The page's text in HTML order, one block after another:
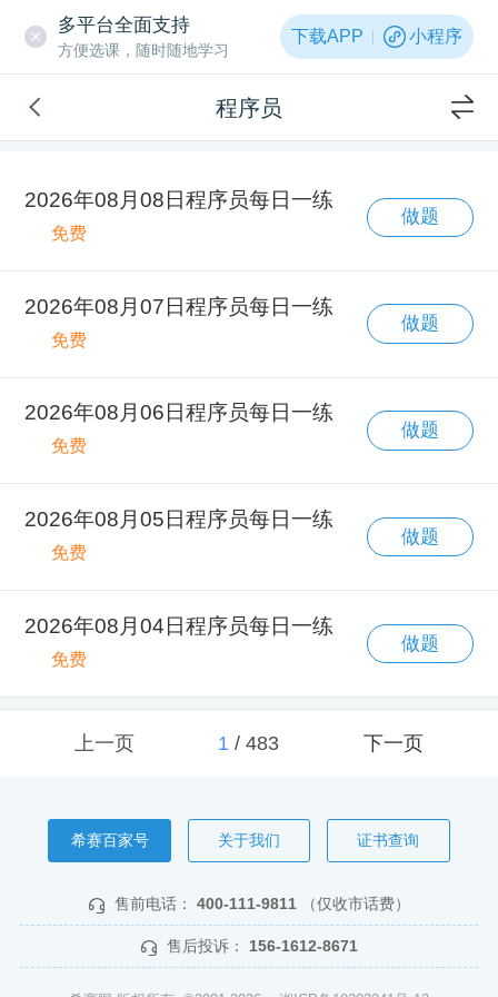
多平台全面支持
方便选课，随时随地学习
下载APP 小程序
程序员
2026年08月08日程序员每日一练
免费
做题
2026年08月07日程序员每日一练
免费
做题
2026年08月06日程序员每日一练
免费
做题
2026年08月05日程序员每日一练
免费
做题
2026年08月04日程序员每日一练
免费
做题
上一页 1/ 483 下一页
希赛百家号 关于我们 证书查询
售前电话： 400-111-9811 （仅收市话费）
售后投诉： 156-1612-8671